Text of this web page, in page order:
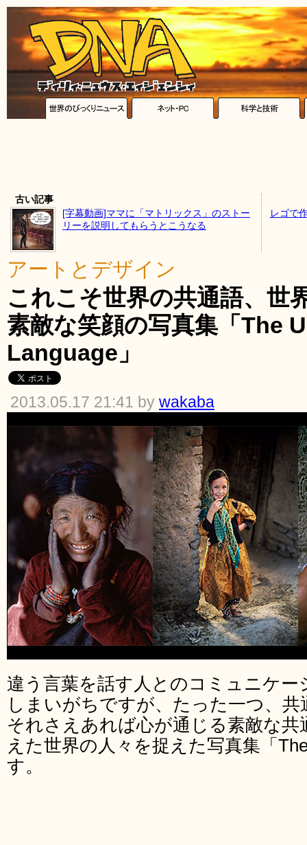
古い記事
[字幕動画]ママに「マトリックス」のストー
リーを説明してもらうとこうなる
レゴで
アートとデザイン
これこそ世界の共通語、世
素敵な笑顔の写真集「The
Language」
2013.05.17 21:41 by wakaba
違う言葉を話す人とのコミュニケ
しまいがちですが、たった一つ、
それさえあれば心が通じる素敵な共
えた世界の人々を捉えた写真集「
す。